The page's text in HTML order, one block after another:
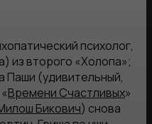
психолог,
из второго «Холопа»;
Паши (удивительный,
Времени Счастливых»
Бикович) снова